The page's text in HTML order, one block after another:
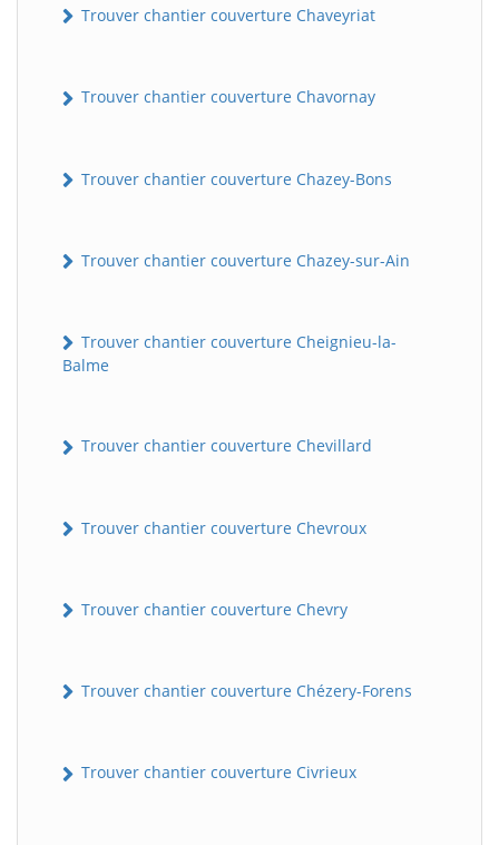
Trouver chantier couverture Chaveyriat
Trouver chantier couverture Chavornay
Trouver chantier couverture Chazey-Bons
Trouver chantier couverture Chazey-sur-Ain
Trouver chantier couverture Cheignieu-la-
Balme
Trouver chantier couverture Chevillard
Trouver chantier couverture Chevroux
Trouver chantier couverture Chevry
Trouver chantier couverture Chézery-Forens
Trouver chantier couverture Civrieux